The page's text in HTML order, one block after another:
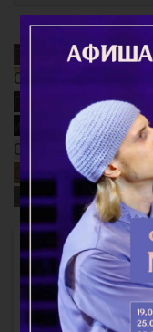
Благодатный Огонь
Смысл поста
Почему так важно
история...
Старец Варнава
всея Руси
Интересное